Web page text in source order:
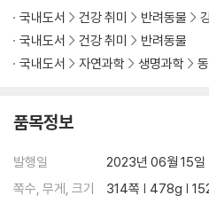
국내도서 건강 취미 반려동물
국내도서
건강 취미
반려동물
국내도서
자연과학 생명과학
품목정보
발행일
2023년 06월 15일
쪽수, 무게, 크기
314쪽 | 478g |